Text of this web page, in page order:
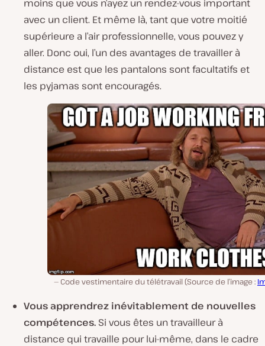
moins que vous n’ayez un rendez-vous important
avec un client. Et même là, tant que votre moitié
supérieure a l’air professionnelle, vous pouvez y
aller. Donc oui, l’un des avantages de travailler à
distance est que les pantalons sont facultatifs et
les pyjamas sont encouragés.
Code vestimentaire du télétravail (Source de l’image :
Vous apprendrez inévitablement de nouvelles
compétences. Si vous êtes un travailleur à
distance qui travaille pour lui-même, dans le cadre